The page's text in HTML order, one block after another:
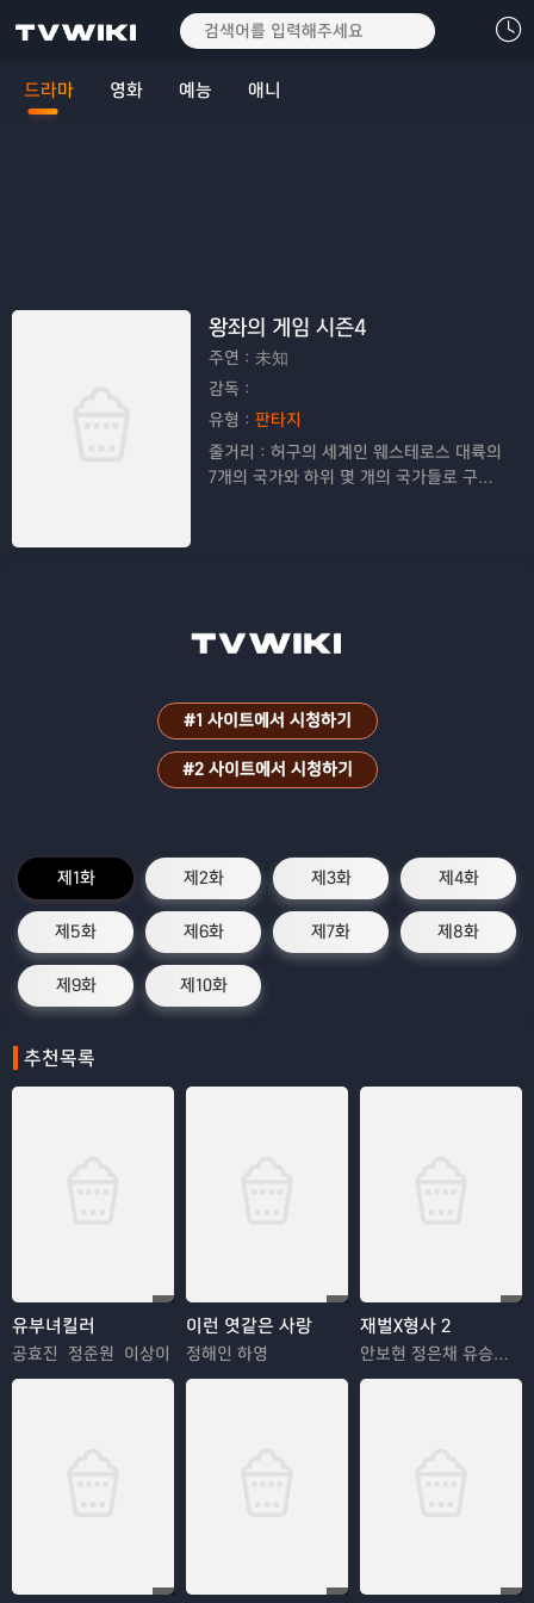
드라마 영화 예능 애니
왕좌의 게임 시즌4
주연： 未知
감독：
유형： 판타지
줄거리： 허구의 세계인 웨스테로스 대륙의
7개의 국가와 하위 몇 개의 국가들로 구성
#1 사이트에서 시청하기
#2 사이트에서 시청하기
제1화 제2화 제3화 제4화
제5화 제6화 제7화 제8화
제9화 제10화
추천목록
유부녀킬러
공효진 정준원 이상이
이런 엿같은 사랑
정해인 하영
재벌X형사 2
안보현 정은채 유승호 김혜은